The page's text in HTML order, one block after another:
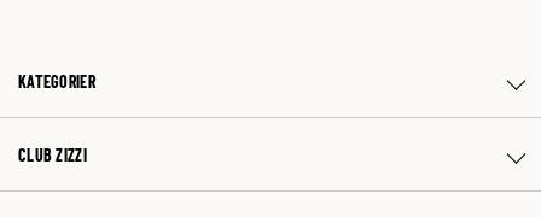
KATEGORIER
CLUB ZIZZI